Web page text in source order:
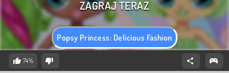
Popsy Princess: Delicious Fashion
74%